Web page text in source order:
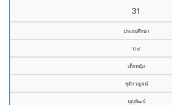
31
ประถมศึกษา
ป.๔
เด็กหญิง
ชุติกาญจน์
บุญพัฒน์